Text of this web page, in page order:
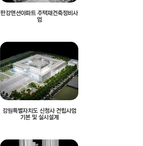
한강맨션아파트 주택재건축정비사
업
강원특별자치도 신청사 건립사업
기본 및 실시설계